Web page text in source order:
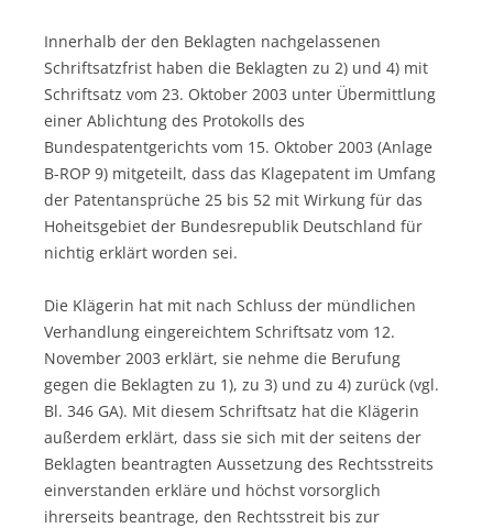
Innerhalb der den Beklagten nachgelassenen
Schriftsatzfrist haben die Beklagten zu 2) und 4) mit
Schriftsatz vom 23. Oktober 2003 unter Übermittlung
einer Ablichtung des Protokolls des
Bundespatentgerichts vom 15. Oktober 2003 (Anlage
B-ROP 9) mitgeteilt, dass das Klagepatent im Umfang
der Patentansprüche 25 bis 52 mit Wirkung für das
Hoheitsgebiet der Bundesrepublik Deutschland für
nichtig erklärt worden sei.
Die Klägerin hat mit nach Schluss der mündlichen
Verhandlung eingereichtem Schriftsatz vom 12.
November 2003 erklärt, sie nehme die Berufung
gegen die Beklagten zu 1), zu 3) und zu 4) zurück (vgl.
Bl. 346 GA). Mit diesem Schriftsatz hat die Klägerin
außerdem erklärt, dass sie sich mit der seitens der
Beklagten beantragten Aussetzung des Rechtsstreits
einverstanden erkläre und höchst vorsorglich
ihrerseits beantrage, den Rechtsstreit bis zur